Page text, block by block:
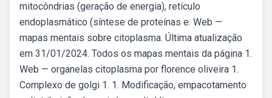
mitocôndrias (geração de energia), retículo
endoplasmático (síntese de proteínas e. Web —
mapas mentais sobre citoplasma. Última atualização
em 31/01/2024. Todos os mapas mentais da página 1.
Web — organelas citoplasma por florence oliveira 1.
Complexo de golgi 1. 1. Modificação, empacotamento